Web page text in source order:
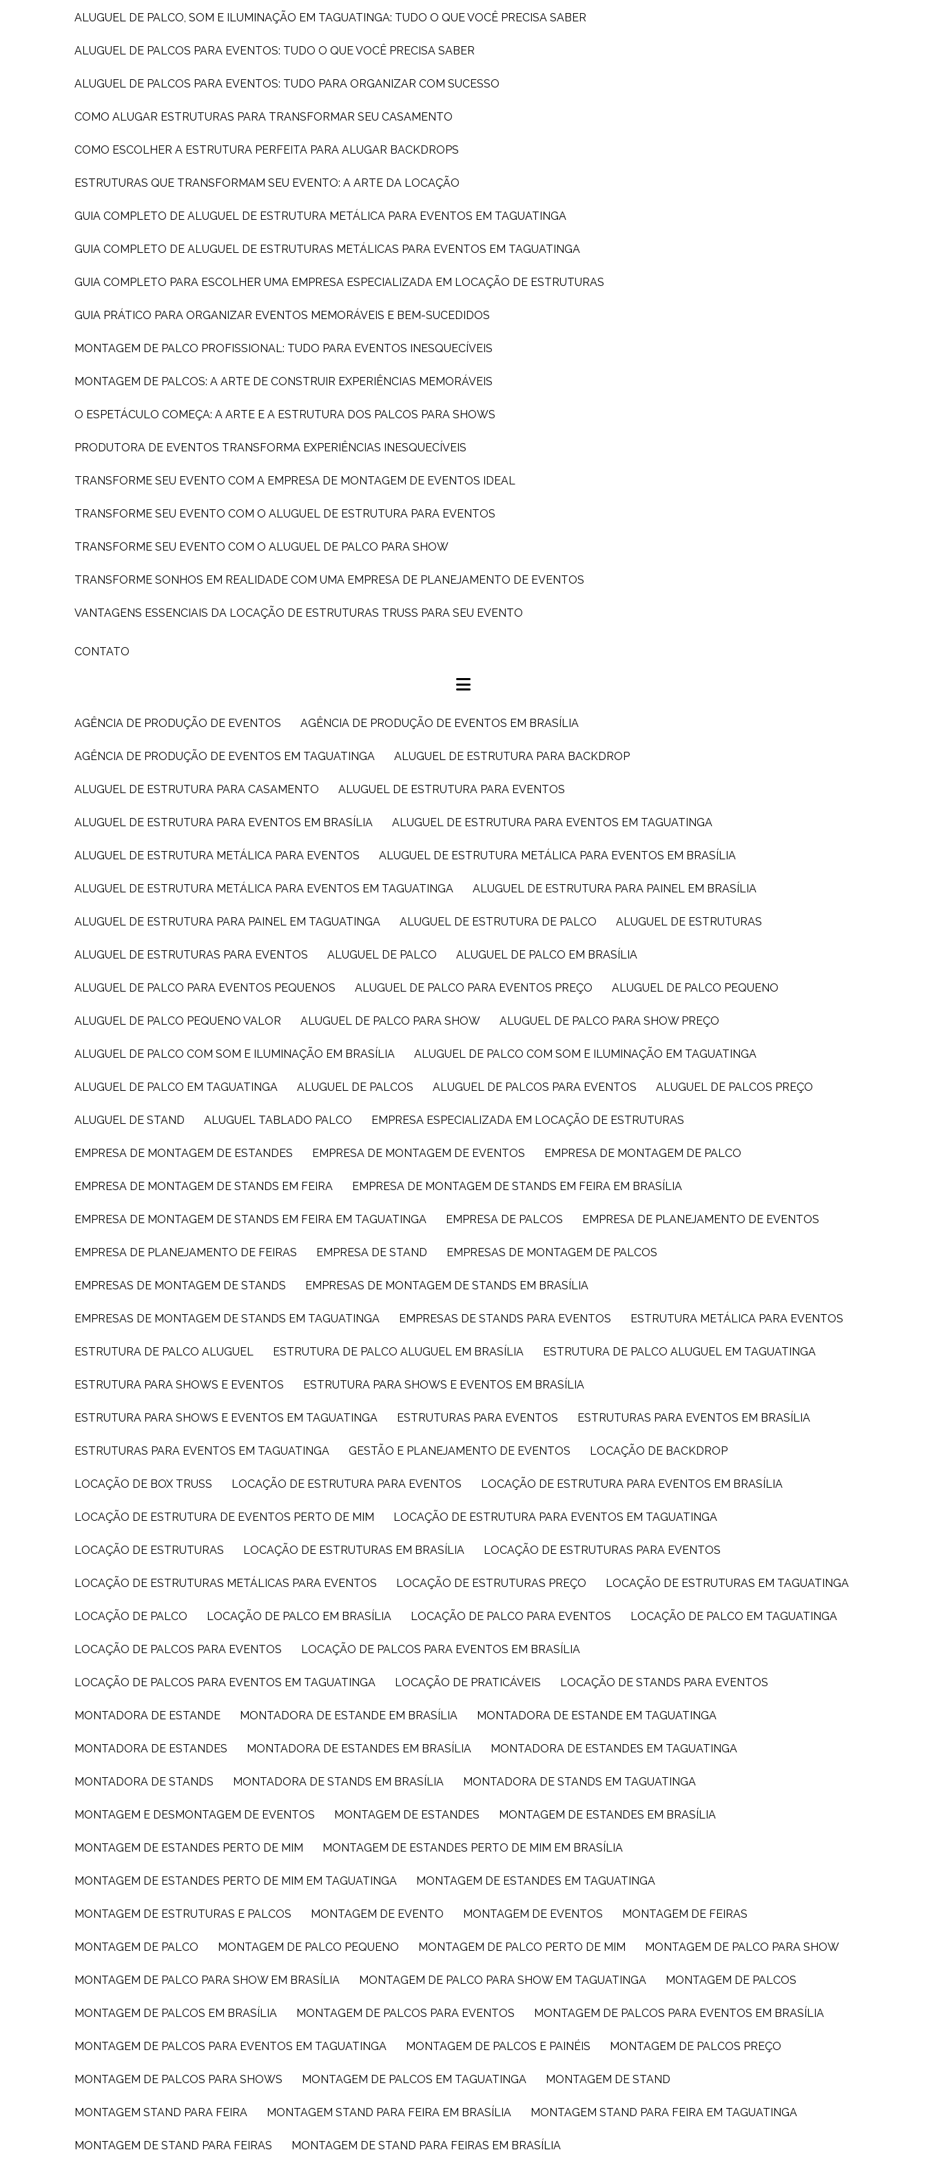
ALUGUEL DE PALCO, SOM E ILUMINAÇÃO EM TAGUATINGA: TUDO O QUE VOCÊ PRECISA SABER
ALUGUEL DE PALCOS PARA EVENTOS: TUDO O QUE VOCÊ PRECISA SABER
ALUGUEL DE PALCOS PARA EVENTOS: TUDO PARA ORGANIZAR COM SUCESSO
COMO ALUGAR ESTRUTURAS PARA TRANSFORMAR SEU CASAMENTO
COMO ESCOLHER A ESTRUTURA PERFEITA PARA ALUGAR BACKDROPS
ESTRUTURAS QUE TRANSFORMAM SEU EVENTO: A ARTE DA LOCAÇÃO
GUIA COMPLETO DE ALUGUEL DE ESTRUTURA METÁLICA PARA EVENTOS EM TAGUATINGA
GUIA COMPLETO DE ALUGUEL DE ESTRUTURAS METÁLICAS PARA EVENTOS EM TAGUATINGA
GUIA COMPLETO PARA ESCOLHER UMA EMPRESA ESPECIALIZADA EM LOCAÇÃO DE ESTRUTURAS
GUIA PRÁTICO PARA ORGANIZAR EVENTOS MEMORÁVEIS E BEM-SUCEDIDOS
MONTAGEM DE PALCO PROFISSIONAL: TUDO PARA EVENTOS INESQUECÍVEIS
MONTAGEM DE PALCOS: A ARTE DE CONSTRUIR EXPERIÊNCIAS MEMORÁVEIS
O ESPETÁCULO COMEÇA: A ARTE E A ESTRUTURA DOS PALCOS PARA SHOWS
PRODUTORA DE EVENTOS TRANSFORMA EXPERIÊNCIAS INESQUECÍVEIS
TRANSFORME SEU EVENTO COM A EMPRESA DE MONTAGEM DE EVENTOS IDEAL
TRANSFORME SEU EVENTO COM O ALUGUEL DE ESTRUTURA PARA EVENTOS
TRANSFORME SEU EVENTO COM O ALUGUEL DE PALCO PARA SHOW
TRANSFORME SONHOS EM REALIDADE COM UMA EMPRESA DE PLANEJAMENTO DE EVENTOS
VANTAGENS ESSENCIAIS DA LOCAÇÃO DE ESTRUTURAS TRUSS PARA SEU EVENTO
CONTATO
AGÊNCIA DE PRODUÇÃO DE EVENTOS AGÊNCIA DE PRODUÇÃO DE EVENTOS EM BRASÍLIA
AGÊNCIA DE PRODUÇÃO DE EVENTOS EM TAGUATINGA ALUGUEL DE ESTRUTURA PARA BACKDROP
ALUGUEL DE ESTRUTURA PARA CASAMENTO ALUGUEL DE ESTRUTURA PARA EVENTOS
ALUGUEL DE ESTRUTURA PARA EVENTOS EM BRASÍLIA ALUGUEL DE ESTRUTURA PARA EVENTOS EM TAGUATINGA
ALUGUEL DE ESTRUTURA METÁLICA PARA EVENTOS ALUGUEL DE ESTRUTURA METÁLICA PARA EVENTOS EM BRASÍLIA
ALUGUEL DE ESTRUTURA METÁLICA PARA EVENTOS EM TAGUATINGA ALUGUEL DE ESTRUTURA PARA PAINEL EM BRASÍLIA
ALUGUEL DE ESTRUTURA PARA PAINEL EM TAGUATINGA ALUGUEL DE ESTRUTURA DE PALCO ALUGUEL DE ESTRUTURAS
ALUGUEL DE ESTRUTURAS PARA EVENTOS ALUGUEL DE PALCO ALUGUEL DE PALCO EM BRASÍLIA
ALUGUEL DE PALCO PARA EVENTOS PEQUENOS ALUGUEL DE PALCO PARA EVENTOS PREÇO ALUGUEL DE PALCO PEQUENO
ALUGUEL DE PALCO PEQUENO VALOR ALUGUEL DE PALCO PARA SHOW ALUGUEL DE PALCO PARA SHOW PREÇO
ALUGUEL DE PALCO COM SOM E ILUMINAÇÃO EM BRASÍLIA ALUGUEL DE PALCO COM SOM E ILUMINAÇÃO EM TAGUATINGA
ALUGUEL DE PALCO EM TAGUATINGA ALUGUEL DE PALCOS ALUGUEL DE PALCOS PARA EVENTOS ALUGUEL DE PALCOS PREÇO
ALUGUEL DE STAND ALUGUEL TABLADO PALCO EMPRESA ESPECIALIZADA EM LOCAÇÃO DE ESTRUTURAS
EMPRESA DE MONTAGEM DE ESTANDES EMPRESA DE MONTAGEM DE EVENTOS EMPRESA DE MONTAGEM DE PALCO
EMPRESA DE MONTAGEM DE STANDS EM FEIRA EMPRESA DE MONTAGEM DE STANDS EM FEIRA EM BRASÍLIA
EMPRESA DE MONTAGEM DE STANDS EM FEIRA EM TAGUATINGA EMPRESA DE PALCOS EMPRESA DE PLANEJAMENTO DE EVENTOS
EMPRESA DE PLANEJAMENTO DE FEIRAS EMPRESA DE STAND EMPRESAS DE MONTAGEM DE PALCOS
EMPRESAS DE MONTAGEM DE STANDS EMPRESAS DE MONTAGEM DE STANDS EM BRASÍLIA
EMPRESAS DE MONTAGEM DE STANDS EM TAGUATINGA EMPRESAS DE STANDS PARA EVENTOS ESTRUTURA METÁLICA PARA EVENTOS
ESTRUTURA DE PALCO ALUGUEL ESTRUTURA DE PALCO ALUGUEL EM BRASÍLIA ESTRUTURA DE PALCO ALUGUEL EM TAGUATINGA
ESTRUTURA PARA SHOWS E EVENTOS ESTRUTURA PARA SHOWS E EVENTOS EM BRASÍLIA
ESTRUTURA PARA SHOWS E EVENTOS EM TAGUATINGA ESTRUTURAS PARA EVENTOS ESTRUTURAS PARA EVENTOS EM BRASÍLIA
ESTRUTURAS PARA EVENTOS EM TAGUATINGA GESTÃO E PLANEJAMENTO DE EVENTOS LOCAÇÃO DE BACKDROP
LOCAÇÃO DE BOX TRUSS LOCAÇÃO DE ESTRUTURA PARA EVENTOS LOCAÇÃO DE ESTRUTURA PARA EVENTOS EM BRASÍLIA
LOCAÇÃO DE ESTRUTURA DE EVENTOS PERTO DE MIM LOCAÇÃO DE ESTRUTURA PARA EVENTOS EM TAGUATINGA
LOCAÇÃO DE ESTRUTURAS LOCAÇÃO DE ESTRUTURAS EM BRASÍLIA LOCAÇÃO DE ESTRUTURAS PARA EVENTOS
LOCAÇÃO DE ESTRUTURAS METÁLICAS PARA EVENTOS LOCAÇÃO DE ESTRUTURAS PREÇO LOCAÇÃO DE ESTRUTURAS EM TAGUATINGA
LOCAÇÃO DE PALCO LOCAÇÃO DE PALCO EM BRASÍLIA LOCAÇÃO DE PALCO PARA EVENTOS LOCAÇÃO DE PALCO EM TAGUATINGA
LOCAÇÃO DE PALCOS PARA EVENTOS LOCAÇÃO DE PALCOS PARA EVENTOS EM BRASÍLIA
LOCAÇÃO DE PALCOS PARA EVENTOS EM TAGUATINGA LOCAÇÃO DE PRATICÁVEIS LOCAÇÃO DE STANDS PARA EVENTOS
MONTADORA DE ESTANDE MONTADORA DE ESTANDE EM BRASÍLIA MONTADORA DE ESTANDE EM TAGUATINGA
MONTADORA DE ESTANDES MONTADORA DE ESTANDES EM BRASÍLIA MONTADORA DE ESTANDES EM TAGUATINGA
MONTADORA DE STANDS MONTADORA DE STANDS EM BRASÍLIA MONTADORA DE STANDS EM TAGUATINGA
MONTAGEM E DESMONTAGEM DE EVENTOS MONTAGEM DE ESTANDES MONTAGEM DE ESTANDES EM BRASÍLIA
MONTAGEM DE ESTANDES PERTO DE MIM MONTAGEM DE ESTANDES PERTO DE MIM EM BRASÍLIA
MONTAGEM DE ESTANDES PERTO DE MIM EM TAGUATINGA MONTAGEM DE ESTANDES EM TAGUATINGA
MONTAGEM DE ESTRUTURAS E PALCOS MONTAGEM DE EVENTO MONTAGEM DE EVENTOS MONTAGEM DE FEIRAS
MONTAGEM DE PALCO MONTAGEM DE PALCO PEQUENO MONTAGEM DE PALCO PERTO DE MIM MONTAGEM DE PALCO PARA SHOW
MONTAGEM DE PALCO PARA SHOW EM BRASÍLIA MONTAGEM DE PALCO PARA SHOW EM TAGUATINGA MONTAGEM DE PALCOS
MONTAGEM DE PALCOS EM BRASÍLIA MONTAGEM DE PALCOS PARA EVENTOS MONTAGEM DE PALCOS PARA EVENTOS EM BRASÍLIA
MONTAGEM DE PALCOS PARA EVENTOS EM TAGUATINGA MONTAGEM DE PALCOS E PAINÉIS MONTAGEM DE PALCOS PREÇO
MONTAGEM DE PALCOS PARA SHOWS MONTAGEM DE PALCOS EM TAGUATINGA MONTAGEM DE STAND
MONTAGEM STAND PARA FEIRA MONTAGEM STAND PARA FEIRA EM BRASÍLIA MONTAGEM STAND PARA FEIRA EM TAGUATINGA
MONTAGEM DE STAND PARA FEIRAS MONTAGEM DE STAND PARA FEIRAS EM BRASÍLIA